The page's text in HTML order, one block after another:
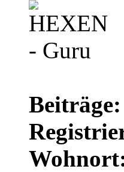
Beiträge: